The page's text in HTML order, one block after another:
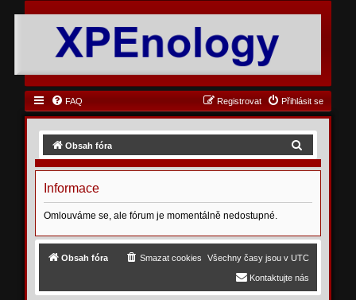
FAQ Přihlásit se
Registrovat
Obsah fóra
d
t
Informace
Omlouváme se, ale fórum je momentálně nedostupné.
Obsah fóra Všechny časy jsou v UTC
Smazat cookies
Kontaktujte nás